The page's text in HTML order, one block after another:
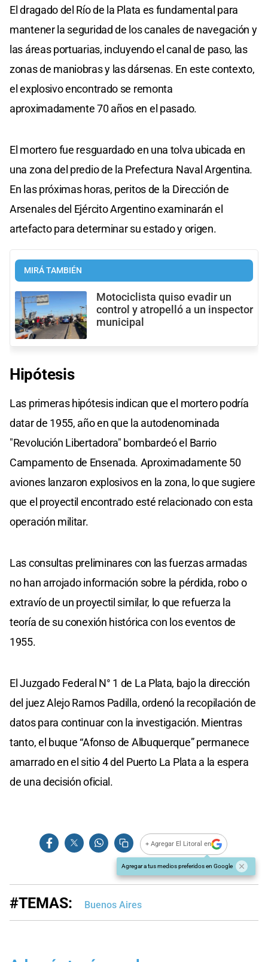
El dragado del Río de la Plata es fundamental para
mantener la seguridad de los canales de navegación y
las áreas portuarias, incluyendo el canal de paso, las
zonas de maniobras y las dársenas. En este contexto,
el explosivo encontrado se remonta
aproximadamente 70 años en el pasado.
El mortero fue resguardado en una tolva ubicada en
una zona del predio de la Prefectura Naval Argentina.
En las próximas horas, peritos de la Dirección de
Arsenales del Ejército Argentino examinarán el
artefacto para determinar su estado y origen.
MIRÁ TAMBIÉN
Motociclista quiso evadir un
control y atropelló a un inspector
municipal
Hipótesis
Las primeras hipótesis indican que el mortero podría
datar de 1955, año en que la autodenominada
"Revolución Libertadora" bombardeó el Barrio
Campamento de Ensenada. Aproximadamente 50
aviones lanzaron explosivos en la zona, lo que sugiere
que el proyectil encontrado esté relacionado con esta
operación militar.
Las consultas preliminares con las fuerzas armadas
no han arrojado información sobre la pérdida, robo o
extravío de un proyectil similar, lo que refuerza la
teoría de su conexión histórica con los eventos de
1955.
El Juzgado Federal N° 1 de La Plata, bajo la dirección
del juez Alejo Ramos Padilla, ordenó la recopilación de
datos para continuar con la investigación. Mientras
tanto, el buque “Afonso de Albuquerque” permanece
amarrado en el sitio 4 del Puerto La Plata a la espera
de una decisión oficial.
+ Agregar El Litoral en
Agregar a tus medios preferidos en Google
#TEMAS: Buenos Aires